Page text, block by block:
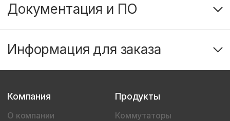
Документация и ПО
Информация для заказа
Компания
О компании
Продукты
Коммутаторы